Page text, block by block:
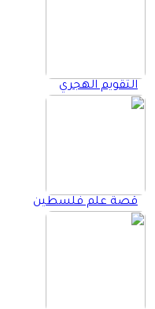
التقويم الهجري
قصة علم فلسطين